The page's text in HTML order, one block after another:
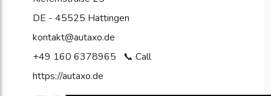
DE - 45525 Hattingen
kontakt@autaxo.de
+49 160 6378965
https://autaxo.de